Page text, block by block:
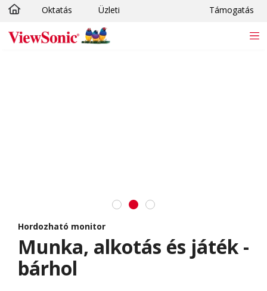
Ugrás a fő tartalomra
Oktatás Üzleti Támogatás
Hordozható monitor
Munka, alkotás és játék -
bárhol